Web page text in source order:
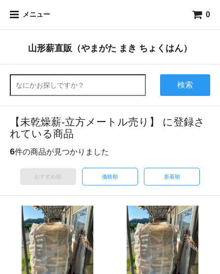
メニュー 0
山形薪直販（やまがた まき ちょくはん）
検索
【未乾燥薪-立方メートル売り】 に登録さ
れている商品
6件の商品が見つかりました
おすすめ順 価格順 新着順